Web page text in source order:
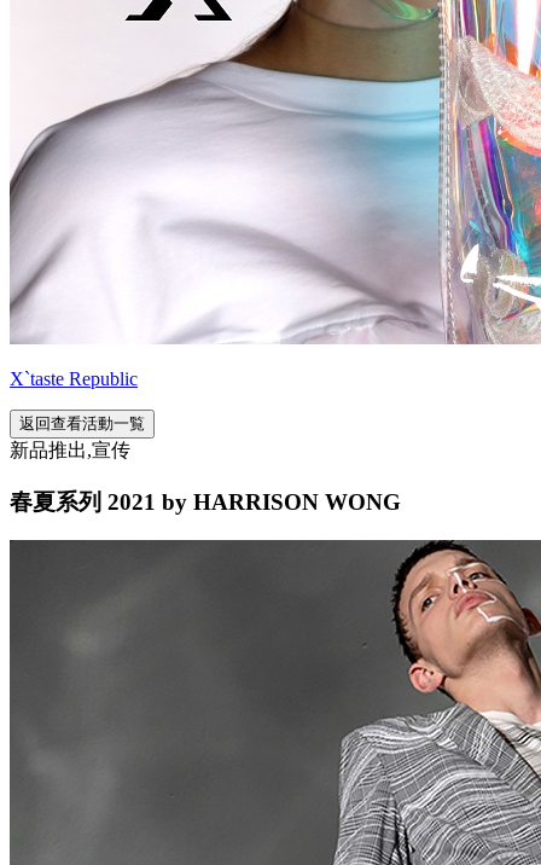
X`taste Republic
返回查看活動一覧
新品推出,宣传
春夏系列 2021 by HARRISON WONG